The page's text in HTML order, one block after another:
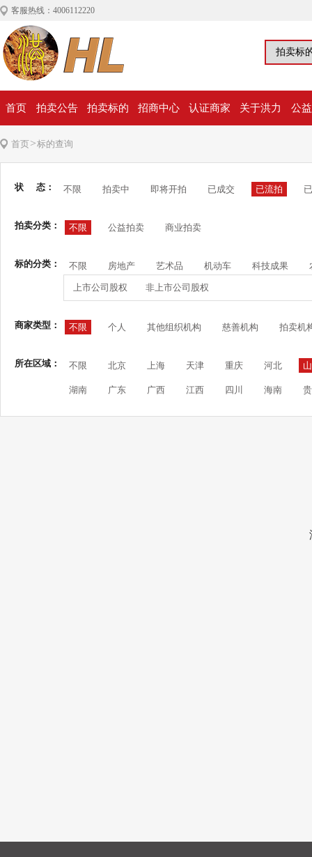
客服热线：4006112220
首页 拍卖公告 拍卖标的 招商中心 认证商家 关于洪力 公
首页>标的查询
状 态： 不限 拍卖中 即将开拍 已成交 已流拍
拍卖分类： 不限 公益拍卖 商业拍卖
标的分类： 不限 房地产 艺术品 机动车 科技成果
上市公司股权 非上市公司股权
商家类型： 不限 个人 其他组织机构 慈善机构 拍卖机
所在区域： 不限 北京 上海 天津 重庆 河北
湖南 广东 广西 江西 四川 海南